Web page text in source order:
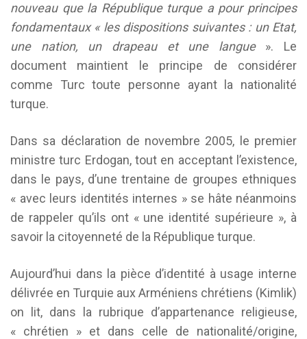
nouveau que la République turque a pour principes
fondamentaux « les dispositions suivantes : un Etat,
une nation, un drapeau et une langue». Le
document maintient le principe de considérer
comme Turc toute personne ayant la nationalité
turque.
Dans sa déclaration de novembre 2005, le premier
ministre turc Erdogan, tout en acceptant l’existence,
dans le pays, d’une trentaine de groupes ethniques
« avec leurs identités internes » se hâte néanmoins
de rappeler qu’ils ont « une identité supérieure », à
savoir la citoyenneté de la République turque.
Aujourd’hui dans la pièce d’identité à usage interne
délivrée en Turquie aux Arméniens chrétiens (Kimlik)
on lit, dans la rubrique d’appartenance religieuse,
« chrétien » et dans celle de nationalité/origine,